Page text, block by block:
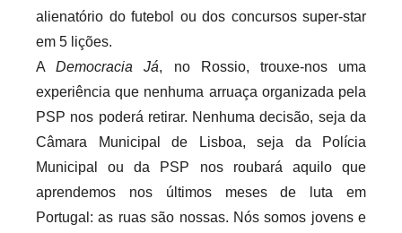
alienatório do futebol ou dos concursos super-star
em 5 lições.
ADemocracia Já, no Rossio, trouxe-nos uma
experiência que nenhuma arruaça organizada pela
PSP nos poderá retirar. Nenhuma decisão, seja da
Câmara Municipal de Lisboa, seja da Polícia
Municipal ou da PSP nos roubará aquilo que
aprendemos nos últimos meses de luta em
Portugal: as ruas são nossas. Nós somos jovens e